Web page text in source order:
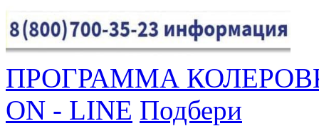
ПРОГРАММА
ON - LINE Подбери